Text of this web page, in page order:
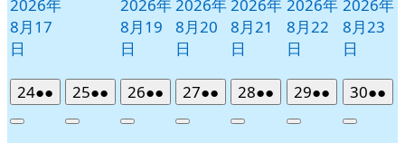
2026年
8月17
日
2026年
8月19
日
2026年
8月20
日
2026年
8月21
日
2026年
8月22
日
2026年
8月23
日
242026
年
●●
件
Close
252026
年
●●
件
Close
262026
年
●●
件
Close
272026
年
●●
件
Close
282026
年
●●
件
Close
292026
年
●●
件
Close
302026
年
●●
件
Close